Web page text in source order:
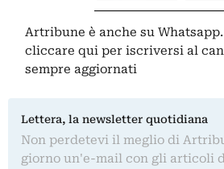
Artribune è anche su
cliccare qui per iscriversi al
sempre aggiornati
Lettera, la newsletter quotidiana
Non perdetevi il meglio di
giorno un'e-mail con gli articoli